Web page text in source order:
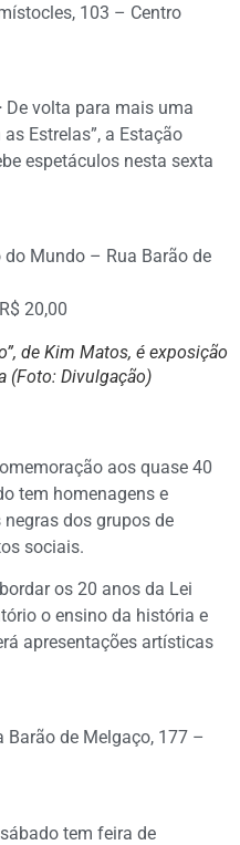
103 – Centro
De volta para mais uma
Estrelas”, a Estação
espetáculos nesta sexta
Mundo – Rua Barão de
20,00
de Kim Matos, é exposição
(Foto: Divulgação)
aos quase 40
tem homenagens e
dos grupos de
sociais.
os 20 anos da Lei
o ensino da história e
apresentações artísticas
Barão de Melgaço, 177 –
tem feira de